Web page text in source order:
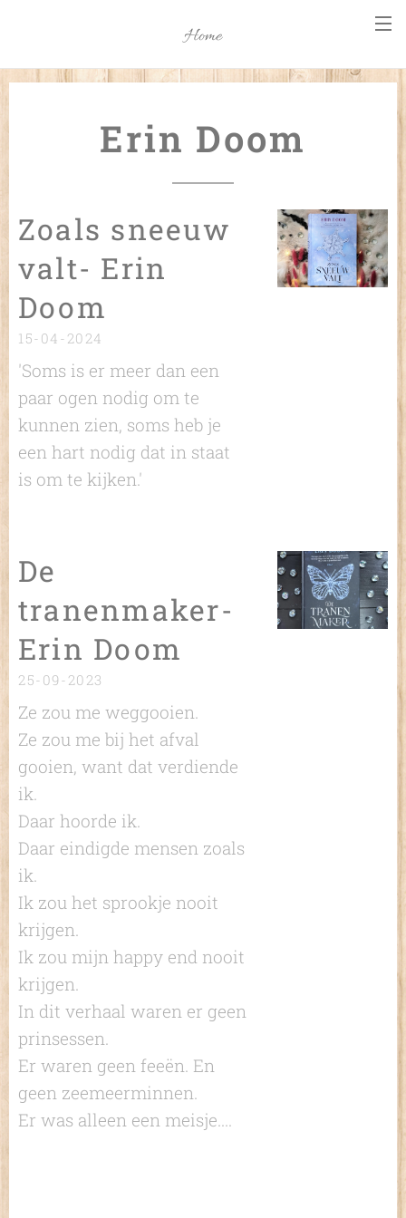
Home
Erin Doom
Zoals sneeuw
valt- Erin
Doom
15-04-2024
'Soms is er meer dan een
paar ogen nodig om te
kunnen zien, soms heb je
een hart nodig dat in staat
is om te kijken.'
De
tranenmaker-
Erin Doom
25-09-2023
Ze zou me weggooien.
Ze zou me bij het afval
gooien, want dat verdiende
ik.
Daar hoorde ik.
Daar eindigde mensen zoals
ik.
Ik zou het sprookje nooit
krijgen.
Ik zou mijn happy end nooit
krijgen.
In dit verhaal waren er geen
prinsessen.
Er waren geen feeën. En
geen zeemeerminnen.
Er was alleen een meisje....